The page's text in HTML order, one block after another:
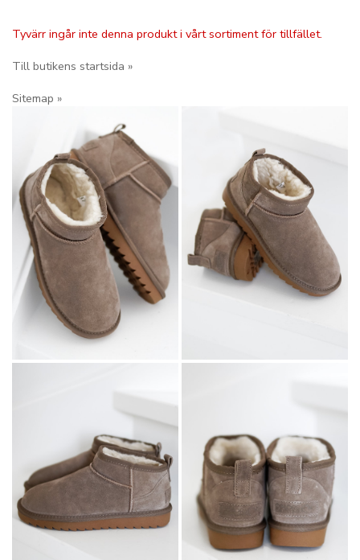
Tyvärr ingår inte denna produkt i vårt sortiment för tillfället.
Till butikens startsida »
Sitemap »